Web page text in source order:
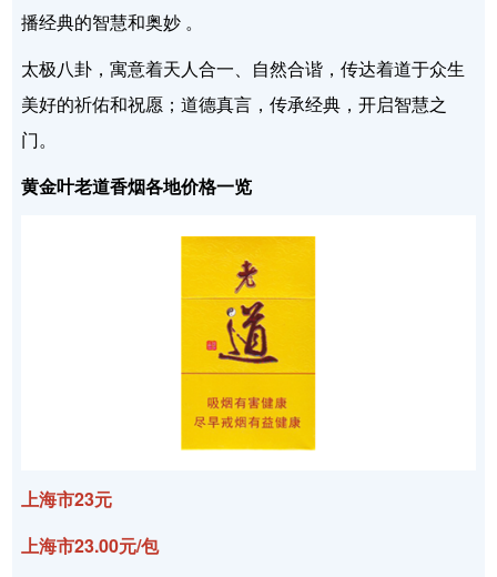
播经典的智慧和奥妙 。
太极八卦，寓意着天人合一、自然合谐，传达着道于众生
美好的祈佑和祝愿；道德真言，传承经典，开启智慧之
门。
黄金叶老道香烟各地价格一览
上海市23元
上海市23.00元/包